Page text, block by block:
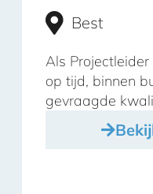
Best
Als
op tijd, binnen
gevraagde